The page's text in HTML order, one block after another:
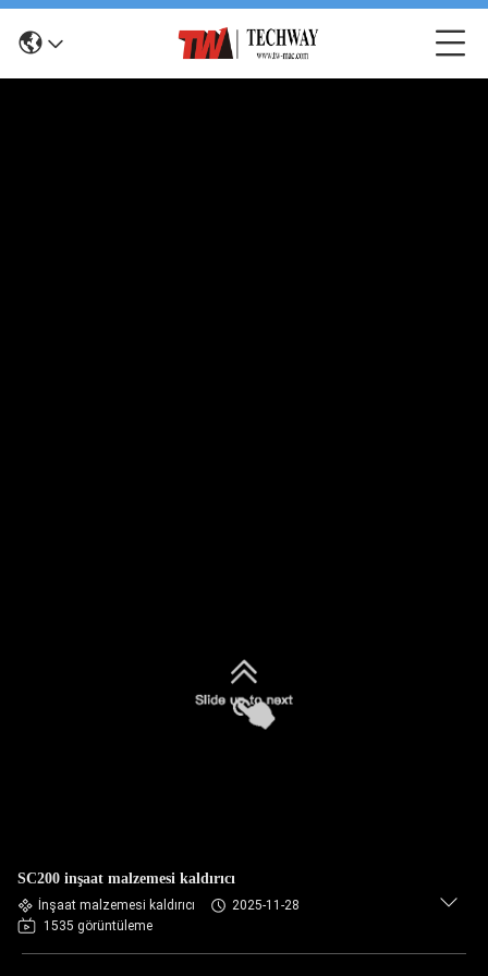
SC200 inşaat malzemesi kaldırıcı
İnşaat malzemesi kaldırıcı
2025-11-28
1535 görüntüleme